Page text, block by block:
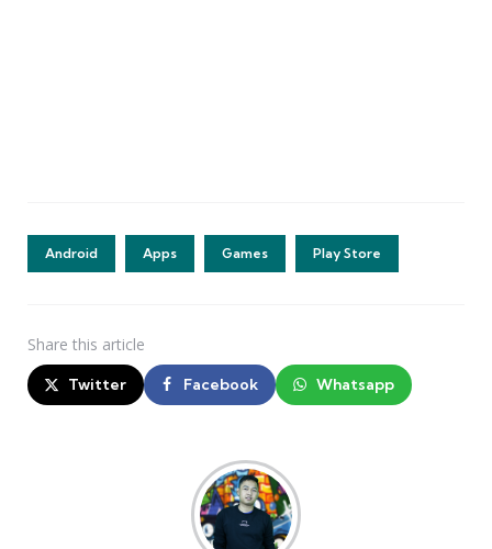
Android Apps Games Play Store
Share this article
Twitter Facebook Whatsapp